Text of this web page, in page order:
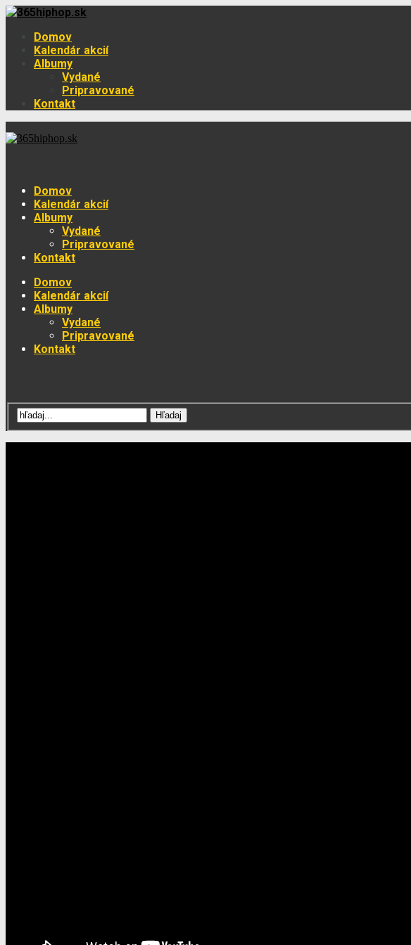
Domov
Kalendár akcií
Albumy
Vydané
Pripravované
Kontakt
Domov
Kalendár akcií
Albumy
Vydané
Pripravované
Kontakt
Domov
Kalendár akcií
Albumy
Vydané
Pripravované
Kontakt